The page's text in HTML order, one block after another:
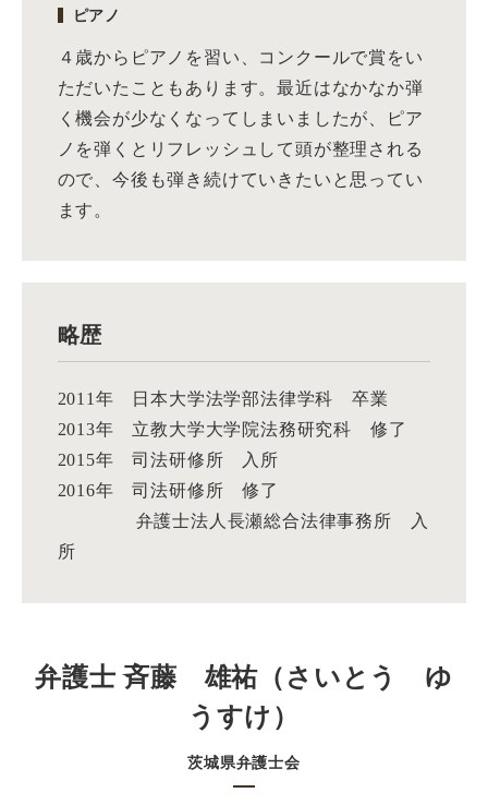
ピアノ
４歳からピアノを習い、コンクールで賞をい
ただいたこともあります。最近はなかなか弾
く機会が少なくなってしまいましたが、ピア
ノを弾くとリフレッシュして頭が整理される
ので、今後も弾き続けていきたいと思ってい
ます。
略歴
2011年 日本大学法学部法律学科 卒業
2013年 立教大学大学院法務研究科 修了
2015年 司法研修所 入所
2016年 司法研修所 修了
弁護士法人長瀬総合法律事務所 入
所
弁護士 斉藤 雄祐（さいとう ゆ
うすけ）
茨城県弁護士会